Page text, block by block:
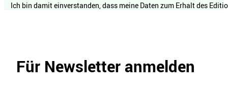
Ich bin damit einverstanden, dass meine Daten zum Erhalt des
Für Newsletter anmelden